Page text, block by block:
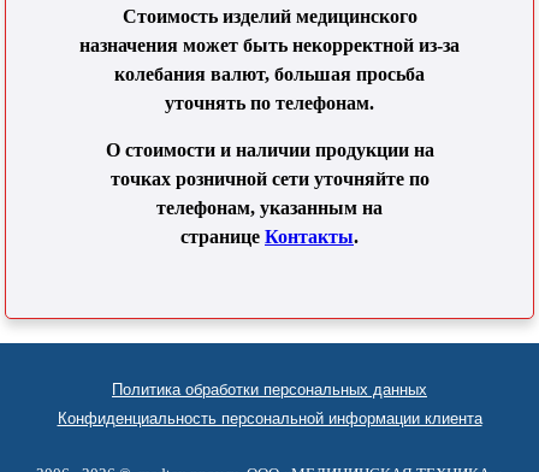
Стоимость изделий медицинского
назначения может быть некорректной из-за
колебания валют, большая просьба
уточнять по телефонам.
О стоимости и наличии продукции на
точках розничной сети уточняйте по
телефонам, указанным на
странице Контакты.
Политика обработки персональных данных
Конфиденциальность персональной информации клиента